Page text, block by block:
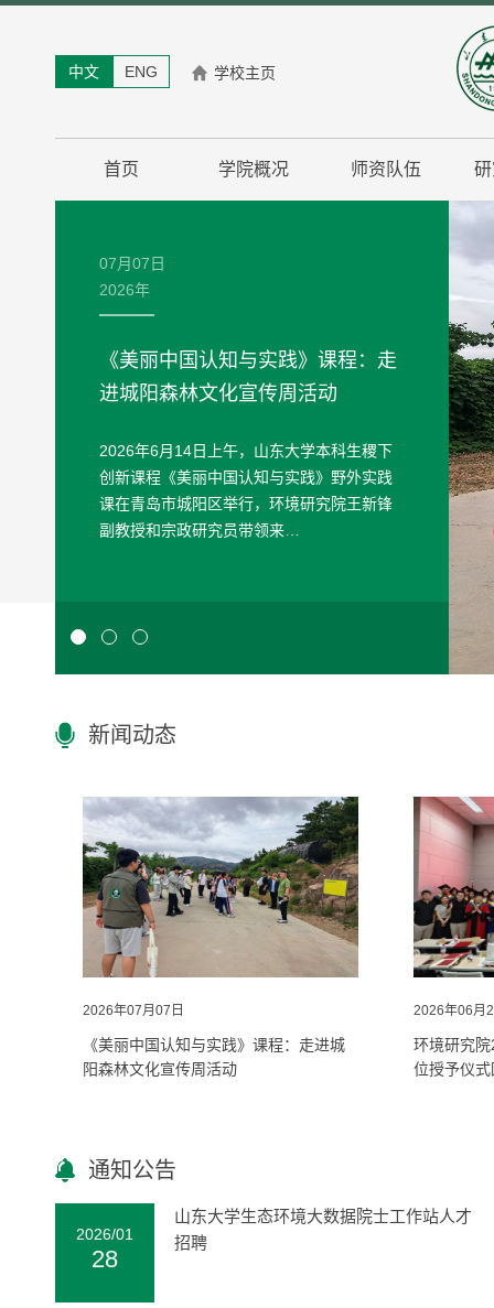
中文 ENG 学校主页
首页 学院概况 师资队伍
07月07日
2026年
《美丽中国认知与实践》课程：走
进城阳森林文化宣传周活动
2026年6月14日上午，山东大学本科生稷下
创新课程《美丽中国认知与实践》野外实践
课在青岛市城阳区举行，环境研究院王新锋
副教授和宗政研究员带领来…
新闻动态
2026年07月07日
《美丽中国认知与实践》课程：走进城
阳森林文化宣传周活动
2026年06月
环境研究
位授予仪
通知公告
2026/01
28
山东大学生态环境大数据院士工作站人才
招聘